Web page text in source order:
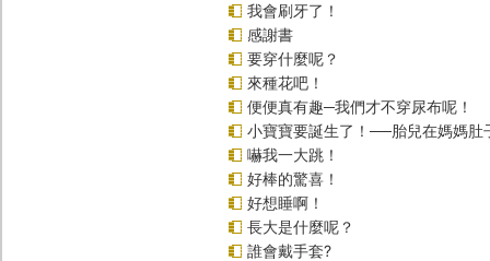
我會刷牙了！
感謝書
要穿什麼呢？
來種花吧！
便便真有趣─我們才不穿尿布呢！
小寶寶要誕生了！──胎兒在媽媽肚
嚇我一大跳！
好棒的驚喜！
好想睡啊！
長大是什麼呢？
誰會戴手套?